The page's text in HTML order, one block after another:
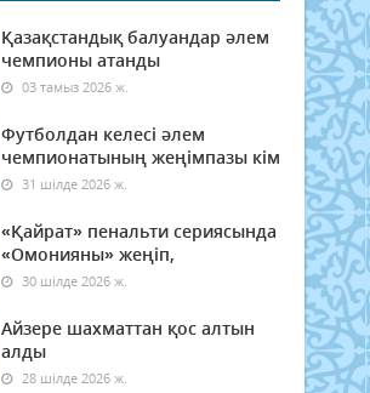
Қазақстандық балуандар әлем
чемпионы атанды
03 тамыз 2026 ж.
Футболдан келесі әлем
чемпионатының жеңімпазы кім
31 шілде 2026 ж.
«Қайрат» пенальти сериясында
«Омонияны» жеңіп,
30 шілде 2026 ж.
Айзере шахматтан қос алтын
алды
28 шілде 2026 ж.